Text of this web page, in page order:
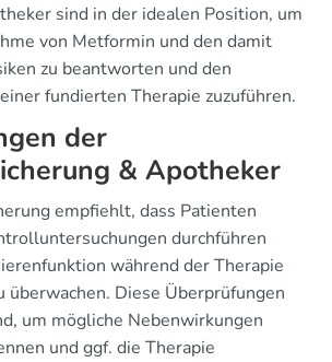
sind in der idealen Position, um
von Metformin und den damit
zu beantworten und den
fundierten Therapie zuzuführen.
der
& Apotheker
empfiehlt, dass Patienten
durchführen
während der Therapie
überwachen. Diese Überprüfungen
um mögliche Nebenwirkungen
und ggf. die Therapie